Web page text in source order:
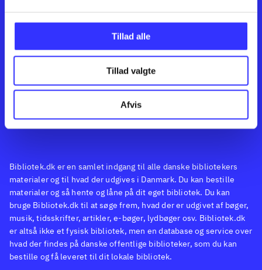
Tillad alle
Tillad valgte
Afvis Feedback
Bibliotek.dk er en samlet indgang til alle danske bibliotekers
materialer og til hvad der udgives i Danmark. Du kan bestille
materialer og så hente og låne på dit eget bibliotek. Du kan
bruge Bibliotek.dk til at søge frem, hvad der er udgivet af bøger,
musik, tidsskrifter, artikler, e-bøger, lydbøger osv. Bibliotek.dk
er altså ikke et fysisk bibliotek, men en database og service over
hvad der findes på danske offentlige biblioteker, som du kan
bestille og få leveret til dit lokale bibliotek.
Kontakt os
Leverandører
English
Artikler
Film
Musik
Noder